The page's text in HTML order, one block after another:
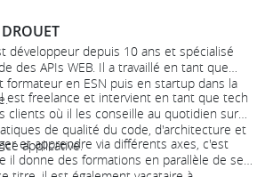
développeur depuis 10 ans et spécialisé
des APIs WEB. Il a travaillé en tant que
formateur en ESN puis en startup dans la
est freelance et intervient en tant que tech
clients où il les conseille au quotidien sur
de qualité du code, d'architecture et
applicative.
et apprendre via différents axes, c'est
il donne des formations en parallèle de ses